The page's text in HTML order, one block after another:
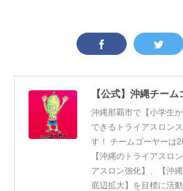
沖縄那覇市で【小学生
できるトライアスロン
す！ チームゴーヤーは
【沖縄のトライアスロ
アスロン強化】、【沖
底辺拡大】を目標に活